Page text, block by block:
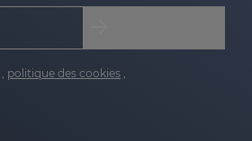
politique des cookies